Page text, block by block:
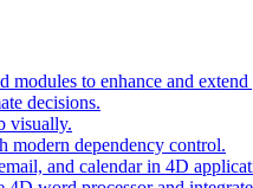
modules to enhance and
decisions.
visually.
modern dependency control.
and calendar in 4D